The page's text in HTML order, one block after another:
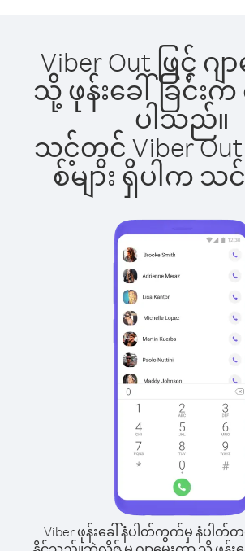
Viber Out ဖြင့် ဂျ
သို့ ဖုန်းခေါ်ခြင်
ပါသည်။
သင့်တွင် Viber
စ်များ ရှိပါက
Viber ဖုန်းခေါ်နံပါတ်ကွက်မှ နံပါတ်တ